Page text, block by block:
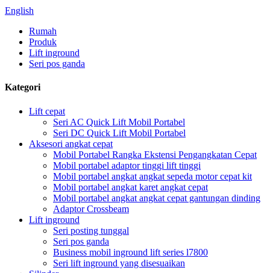
English
Rumah
Produk
Lift inground
Seri pos ganda
Kategori
Lift cepat
Seri AC Quick Lift Mobil Portabel
Seri DC Quick Lift Mobil Portabel
Aksesori angkat cepat
Mobil Portabel Rangka Ekstensi Pengangkatan Cepat
Mobil portabel adaptor tinggi lift tinggi
Mobil portabel angkat angkat sepeda motor cepat kit
Mobil portabel angkat karet angkat cepat
Mobil portabel angkat angkat cepat gantungan dinding
Adaptor Crossbeam
Lift inground
Seri posting tunggal
Seri pos ganda
Business mobil inground lift series l7800
Seri lift inground yang disesuaikan